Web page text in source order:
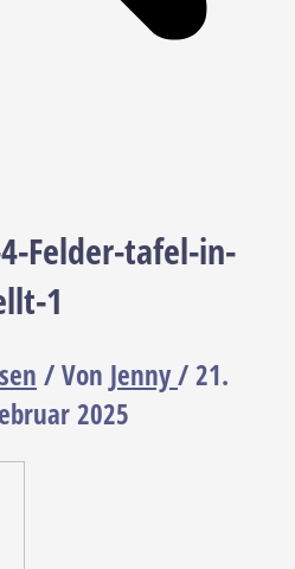
Felder-tafel-in-
1
/ Von Jenny/21.
2025